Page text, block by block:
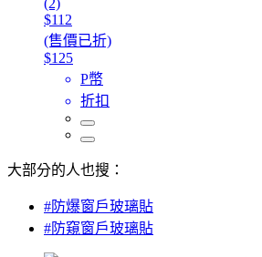
(2)
$112
(售價已折)
$125
P幣
折扣
大部分的人也搜：
#防爆窗戶玻璃貼
#防窺窗戶玻璃貼